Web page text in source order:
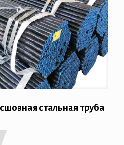
стальная труба